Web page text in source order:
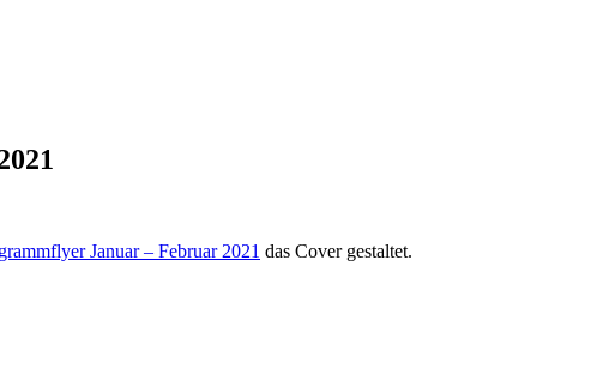
Januar – Februar 2021 das Cover gestaltet.